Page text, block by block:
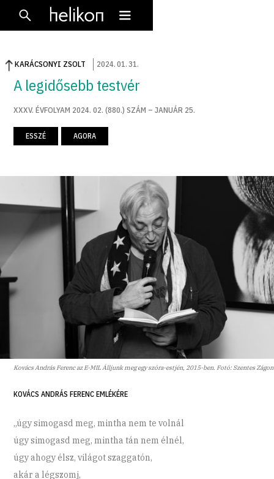
KARÁCSONYI ZSOLT 2024.01.31.
A legidősebb testvér
XXXV. ÉVFOLYAM 2024. 02. (880.) SZÁM – JANUÁR 25.
ESSZÉ AGORA
Kovács András Ferenc az E-MIL Álljunk meg egy szóra-estjén, 2015-ben. Fotó: Szentes Zágon
KOVÁCS ANDRÁS FERENC EMLÉKÉRE
„úgy simogasd meg, mintha nem te volnál
úgy simogasd meg, mintha tán nem élnél,
úgy ahogy élsz, világot szaggatón,
akár a légszomj,